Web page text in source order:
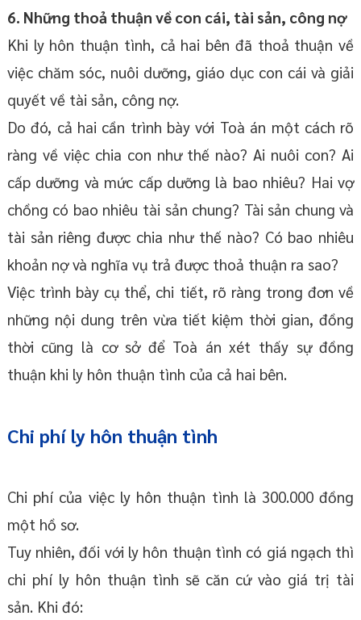
6. Những thoả thuận về con cái, tài sản, công nợ
Khi ly hôn thuận tình, cả hai bên đã thoả thuận về
việc chăm sóc, nuôi dưỡng, giáo dục con cái và giải
quyết về tài sản, công nợ.
Do đó, cả hai cần trình bày với Toà án một cách rõ
ràng về việc chia con như thế nào? Ai nuôi con? Ai
cấp dưỡng và mức cấp dưỡng là bao nhiêu? Hai vợ
chồng có bao nhiêu tài sản chung? Tài sản chung và
tài sản riêng được chia như thế nào? Có bao nhiêu
khoản nợ và nghĩa vụ trả được thoả thuận ra sao?
Việc trình bày cụ thể, chi tiết, rõ ràng trong đơn về
những nội dung trên vừa tiết kiệm thời gian, đồng
thời cũng là cơ sở để Toà án xét thấy sự đồng
thuận khi ly hôn thuận tình của cả hai bên.
Chi phí ly hôn thuận tình
Chi phí của việc ly hôn thuận tình là 300.000 đồng
một hồ sơ.
Tuy nhiên, đối với ly hôn thuận tình có giá ngạch thì
chi phí ly hôn thuận tình sẽ căn cứ vào giá trị tài
sản. Khi đó: